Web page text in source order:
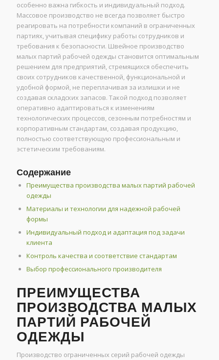
особенно важна гибкость и индивидуальный подход.
Массовое производство не всегда позволяет быстро
реагировать на потребности компаний в ограниченных
партиях, учитывая специфику работы сотрудников и
требования к безопасности. Швейное производство
малых партий рабочей одежды становится оптимальным
решением для предприятий, стремящихся обеспечить
своих сотрудников качественной, функциональной и
удобной формой, не переплачивая за излишки и не
создавая складских запасов. Такой подход позволяет
оперативно адаптироваться к изменениям
технологических процессов, сезонным потребностям и
корпоративным стандартам, создавая продукцию,
полностью соответствующую профессиональным и
эстетическим требованиям.
Содержание
Преимущества производства малых партий рабочей
одежды
Материалы и технологии для надежной рабочей
формы
Индивидуальный подход и адаптация под задачи
клиента
Контроль качества и соответствие стандартам
Выбор профессионального производителя
ПРЕИМУЩЕСТВА
ПРОИЗВОДСТВА МАЛЫХ
ПАРТИЙ РАБОЧЕЙ
ОДЕЖДЫ
Производство ограниченных серий рабочей одежды